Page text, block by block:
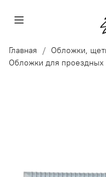
Главная
Обложки,
Обложки для проездных